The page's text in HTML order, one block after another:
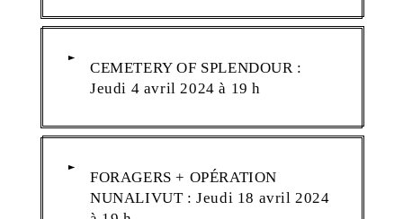
CEMETERY OF SPLENDOUR :
Jeudi 4 avril 2024 à 19 h
FORAGERS + OPÉRATION
NUNALIVUT : Jeudi 18 avril 2024